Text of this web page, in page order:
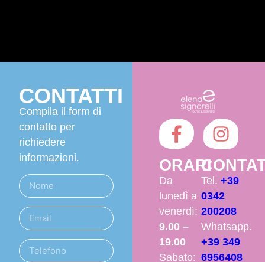
CONTATTI
Compila il form di
contatto per
richiedere
informazioni.
ORARI
Da
lunedì a
venerdì:
9.00 –
19.00
Sabato:
Tel.+39
0342
200208
Whatsapp.
+39 349
6956408